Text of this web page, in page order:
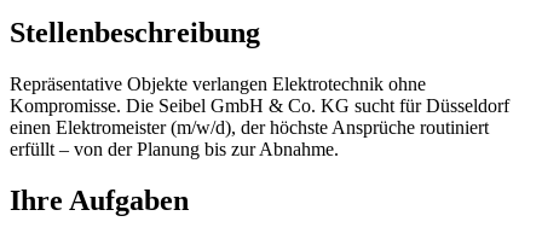
Stellenbeschreibung
Repräsentative Objekte verlangen Elektrotechnik ohne
Kompromisse. Die Seibel GmbH & Co. KG sucht für Düsseldorf
einen Elektromeister (m/w/d), der höchste Ansprüche routiniert
erfüllt – von der Planung bis zur Abnahme.
Ihre Aufgaben